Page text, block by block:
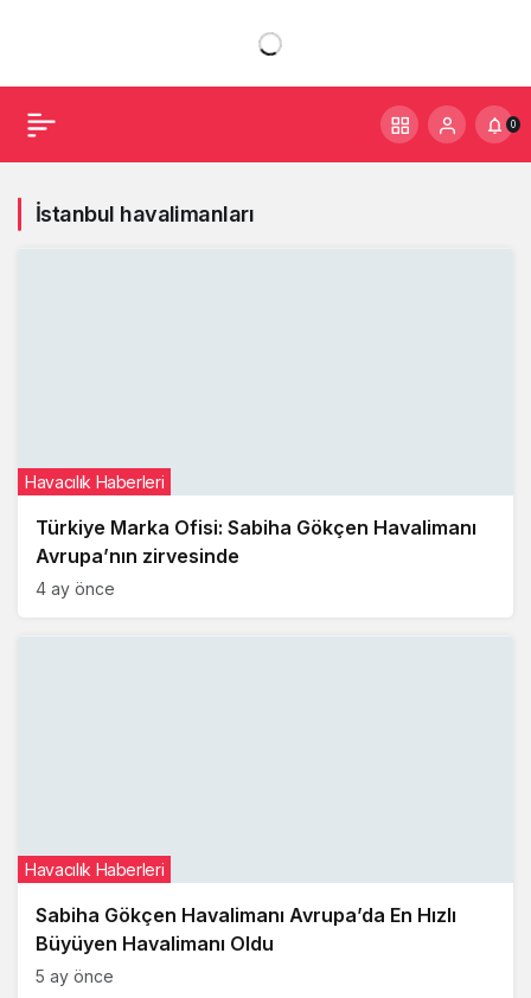
0
İstanbul havalimanları
Türkiye Marka Ofisi: Sabiha Gökçen Havalimanı
Avrupa’nın zirvesinde
Havacılık Haberleri
4 ay önce
Sabiha Gökçen Havalimanı Avrupa’da En Hızlı
Büyüyen Havalimanı Oldu
Havacılık Haberleri
5 ay önce